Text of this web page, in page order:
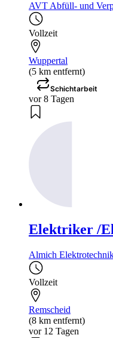
AVT Abfüll- und
Vollzeit
Wuppertal
(5 km entfernt)
Schichtarbeit
vor 8 Tagen
Elektriker /
Almich
Vollzeit
Remscheid
(8 km entfernt)
vor 12 Tagen